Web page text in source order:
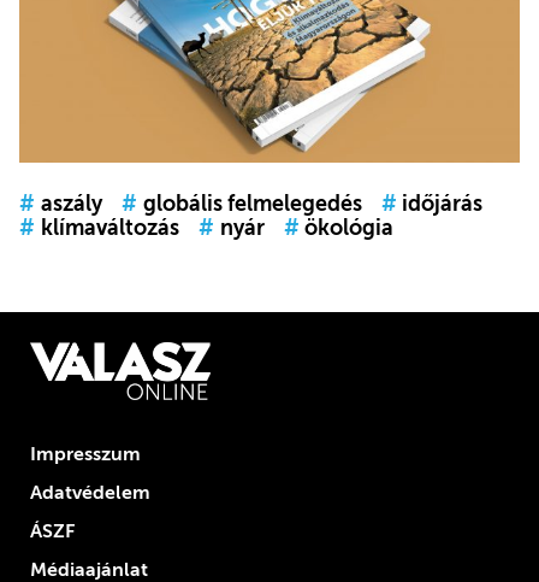
# aszály # globális felmelegedés # időjárás
# klímaváltozás # nyár # ökológia
Impresszum
Adatvédelem
ÁSZF
Médiaajánlat